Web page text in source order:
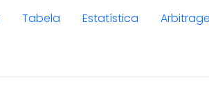
Tabela Estatística